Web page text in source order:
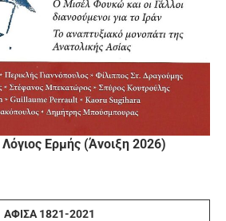
Ερμής (Άνοιξη 2026)
ΑΦΊΣΑ 1821-2021